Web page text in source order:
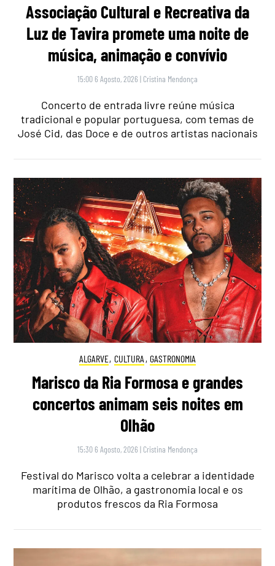
Associação Cultural e Recreativa da
Luz de Tavira promete uma noite de
música, animação e convívio
15:00 6 Agosto, 2026 | Cristina Mendonça
Concerto de entrada livre reúne música
tradicional e popular portuguesa, com temas de
José Cid, das Doce e de outros artistas nacionais
ALGARVE, CULTURA , GASTRONOMIA
Marisco da Ria Formosa e grandes
concertos animam seis noites em
Olhão
15:30 6 Agosto, 2026 | Cristina Mendonça
Festival do Marisco volta a celebrar a identidade
marítima de Olhão, a gastronomia local e os
produtos frescos da Ria Formosa